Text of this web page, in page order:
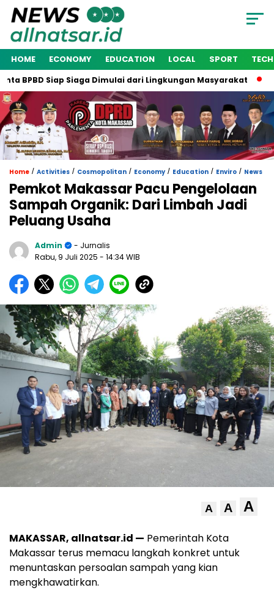
HOME ECONOMY EDUCATION LOCAL SPORT
Siap Siaga Dimulai dari Lingkungan Masyarakat
Home / Activities / Cosmopolitan / Economy/ Education / Enviro / News
Pemkot Makassar Pacu Pengelolaan
Sampah Organik: Dari Limbah Jadi
Peluang Usaha
Admin
- Jurnalis
Rabu, 9 Juli 2025 - 14:34 WIB
A A A
MAKASSAR, allnatsar.id — Pemerintah Kota
Makassar terus memacu langkah konkret untuk
menuntaskan persoalan sampah yang kian
mengkhawatirkan.